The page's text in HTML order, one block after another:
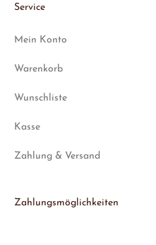
Service
Mein Konto
Warenkorb
Wunschliste
Kasse
Zahlung & Versand
Zahlungsmöglichkeiten